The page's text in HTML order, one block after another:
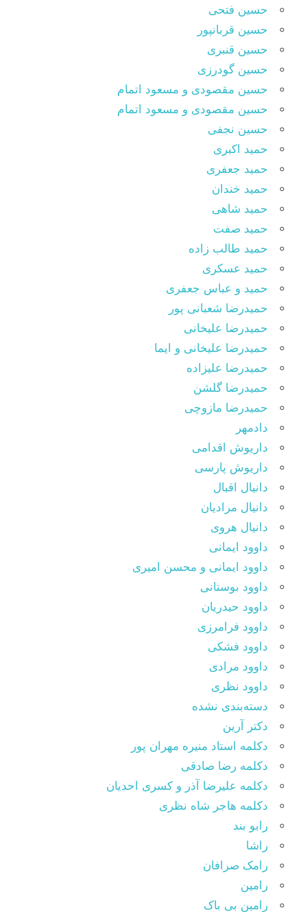
حسین فتحی
حسین قربانپور
حسین قنبری
حسین گودرزی
حسین مقصودى و مسعود اتمام
حسین مقصودی و مسعود اتمام
حسین نجفی
حمید اکبری
حمید جعفری
حمید خندان
حمید شاهی
حمید صفت
حمید طالب زاده
حمید عسکری
حمید و عباس جعفری
حمیدرضا شعبانی پور
حمیدرضا علیخانی
حمیدرضا علیخانی و ایما
حمیدرضا علیزاده
حمیدرضا گلشن
حمیدرضا مازوچی
دادمهر
داریوش اقدامی
داریوش پارسی
دانیال اقبال
دانیال مرادیان
دانیال هروی
داوود ایمانی
داوود ایمانی و محسن امیری
داوود بوستانی
داوود حیدریان
داوود فرامرزی
داوود فشکی
داوود مرادی
داوود نظری
دسته‌بندی نشده
دکتر آرین
دکلمه استاد منیره مهران پور
دکلمه رضا صادقی
دکلمه علیرضا آذر و کسری احدیان
دکلمه هاجر شاه نظری
رابو بند
راشا
رامک صرافان
رامین
رامین بی باک